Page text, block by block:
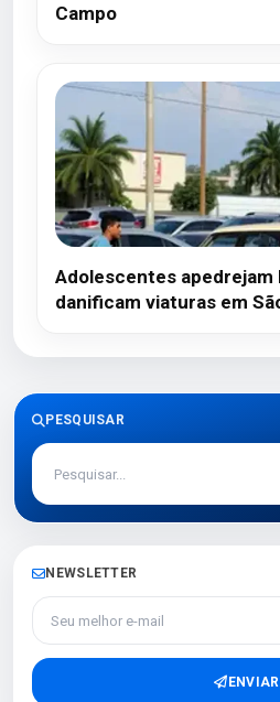
Campo
Adolescentes apedrejam
danificam viaturas em
PESQUISAR
NEWSLETTER
Seu melhor e-mail
ENVIAR